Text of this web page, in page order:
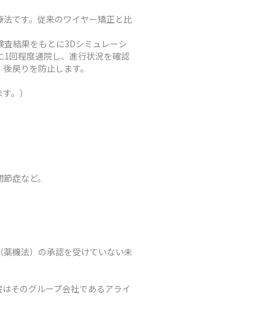
です。従来のワイヤー矯正と比
結果をもとに3Dシミュレーシ
1回程度通院し、進行状況を確認
戻りを防止します。
。）
症など。
機法）の承認を受けていない未
そのグループ会社であるアライ